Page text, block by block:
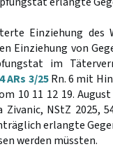
Einziehung
Einziehung von
im
4 ARs 3/25Rn. 6 mit
10 11 12 19.
NStZ 2025,
erlangte
werden müssten.